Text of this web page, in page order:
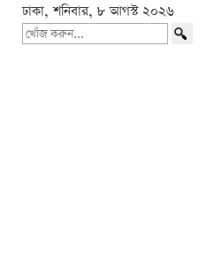
ঢাকা, শনিবার, ৮ আগস্ট ২০২৬